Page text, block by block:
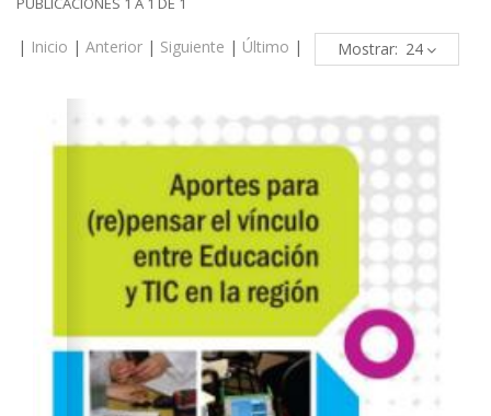
| Inicio | Anterior | Siguiente | Último | Mostrar: